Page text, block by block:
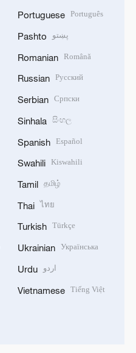
Portuguese Português
Pashto پښتو
Romanian Română
Russian Русский
Serbian Српски
Sinhala සිංහල
Spanish Español
Swahili Kiswahili
Tamil தமிழ்
Thai ไทย
Turkish Türkçe
Ukrainian Українська
Urdu اردو
Vietnamese Tiếng Việt